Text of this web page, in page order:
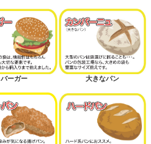
バーガー 大きなパン